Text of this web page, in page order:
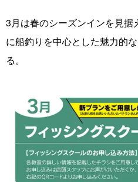
3月は春のシーズンインを見
に船釣りを中心とした魅力的
る。